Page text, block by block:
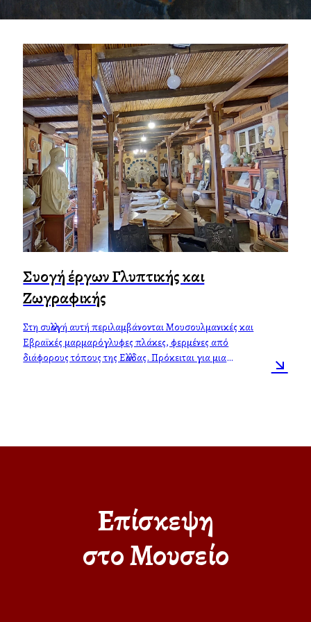
Συλλογή έργων Γλυπτικής και
Ζωγραφικής
Στη συλλογή αυτή περιλαμβάνονται Μουσουλμανικές και
Εβραϊκές μαρμαρόγλυφες πλάκες, φερμένες από
διάφορους τόπους της Ελλάδας. Πρόκειται για μια
Επίσκεψη
στο Μουσείο